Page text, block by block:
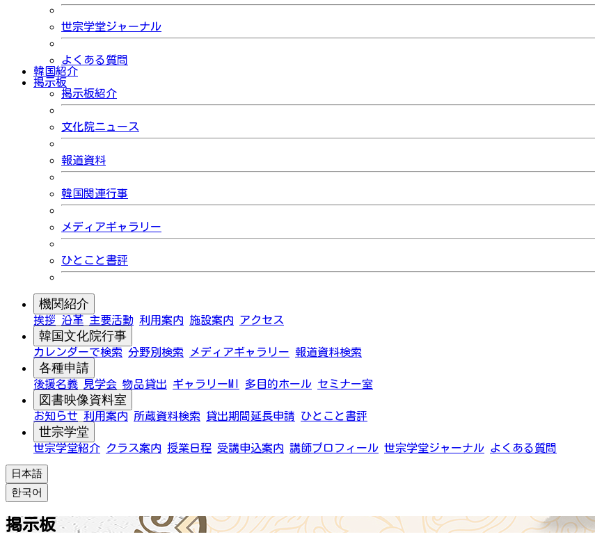
世宗学堂ジャーナル
よくある質問
韓国紹介
掲示板
掲示板紹介
文化院ニュース
報道資料
韓国関連行事
メディアギャラリー
ひとこと書評
機関紹介
挨拶 沿革 主要活動 利用案内 施設案内 アクセス
韓国文化院行事
カレンダーで検索 分野別検索 メディアギャラリー 報道資料検索
各種申請
後援名義 見学会 物品貸出 ギャラリーMI 多目的ホール セミナー室
図書映像資料室
お知らせ 利用案内 所蔵資料検索 貸出期間延長申請 ひとこと書評
世宗学堂
世宗学堂紹介 クラス案内 授業日程 受講申込案内 講師プロフィール 世宗学堂ジャーナル よくある質問
日本語
한국어
掲示板